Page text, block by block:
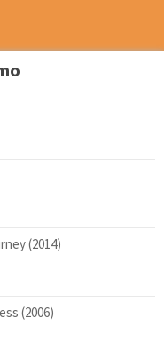
(2014)
(2006)